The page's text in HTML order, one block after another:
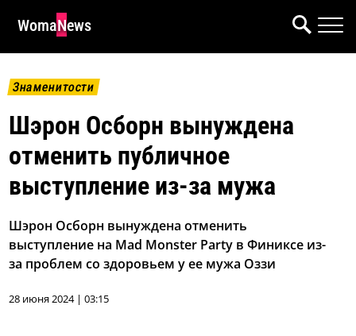
WomaNews
Знаменитости
Шэрон Осборн вынуждена
отменить публичное
выступление из-за мужа
Шэрон Осборн вынуждена отменить
выступление на Mad Monster Party в Финиксе из-
за проблем со здоровьем у ее мужа Оззи
28 июня 2024 | 03:15